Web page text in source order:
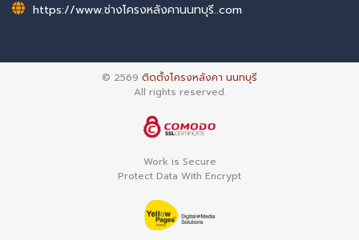
https://www.ช่างโครงหลังคานนทบุรี..com
© 2569 ติดตั้งโครงหลังคา นนทบุรี
All rights reserved.
Work is Secure
Protect Data With Encrypt